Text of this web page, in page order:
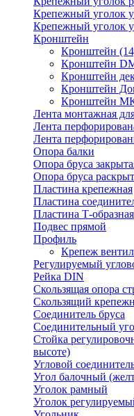
Крепежный уголок
Крепежный уголок
Кронштейн
Кронштейн
Кронштейн
Кронштейн
Кронштейн
Кронштейн
Лента монтажная
Лента
Лента
Опора балки
Опора бруса
Опора бруса
Пластина крепежная
Пластина
Пластина Т-образная
Подвес прямой
Профиль
Крепеж
Регулируемый
Рейка DIN
Скользящая опора
Скользящий
Соединитель бруса
Соединительный
Стойка
высоте)
Угловой
Угол балочный
Уголок рамный
Уголок